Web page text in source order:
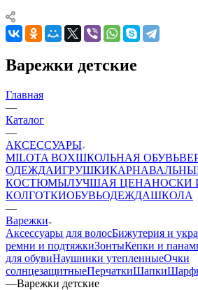
Варежки детские
Главная
—
Каталог
—
АКСЕССУАРЫ
MILOTA BOXШКОЛЬНАЯ ОБУВЬ
ОДЕЖДАИГРУШКИ
КОСТЮМЫЛУЧШАЯ ЦЕНАНОСКИ
КОЛГОТКИОБУВЬОДЕЖДАШКОЛА
—
Варежки
Аксессуары для волосБижутерия и
ремни и подтяжкиЗонтыКепки и
для обувиНаушники утепленныеОчки
солнцезащитныеПерчаткиШапки
—Варежки детские